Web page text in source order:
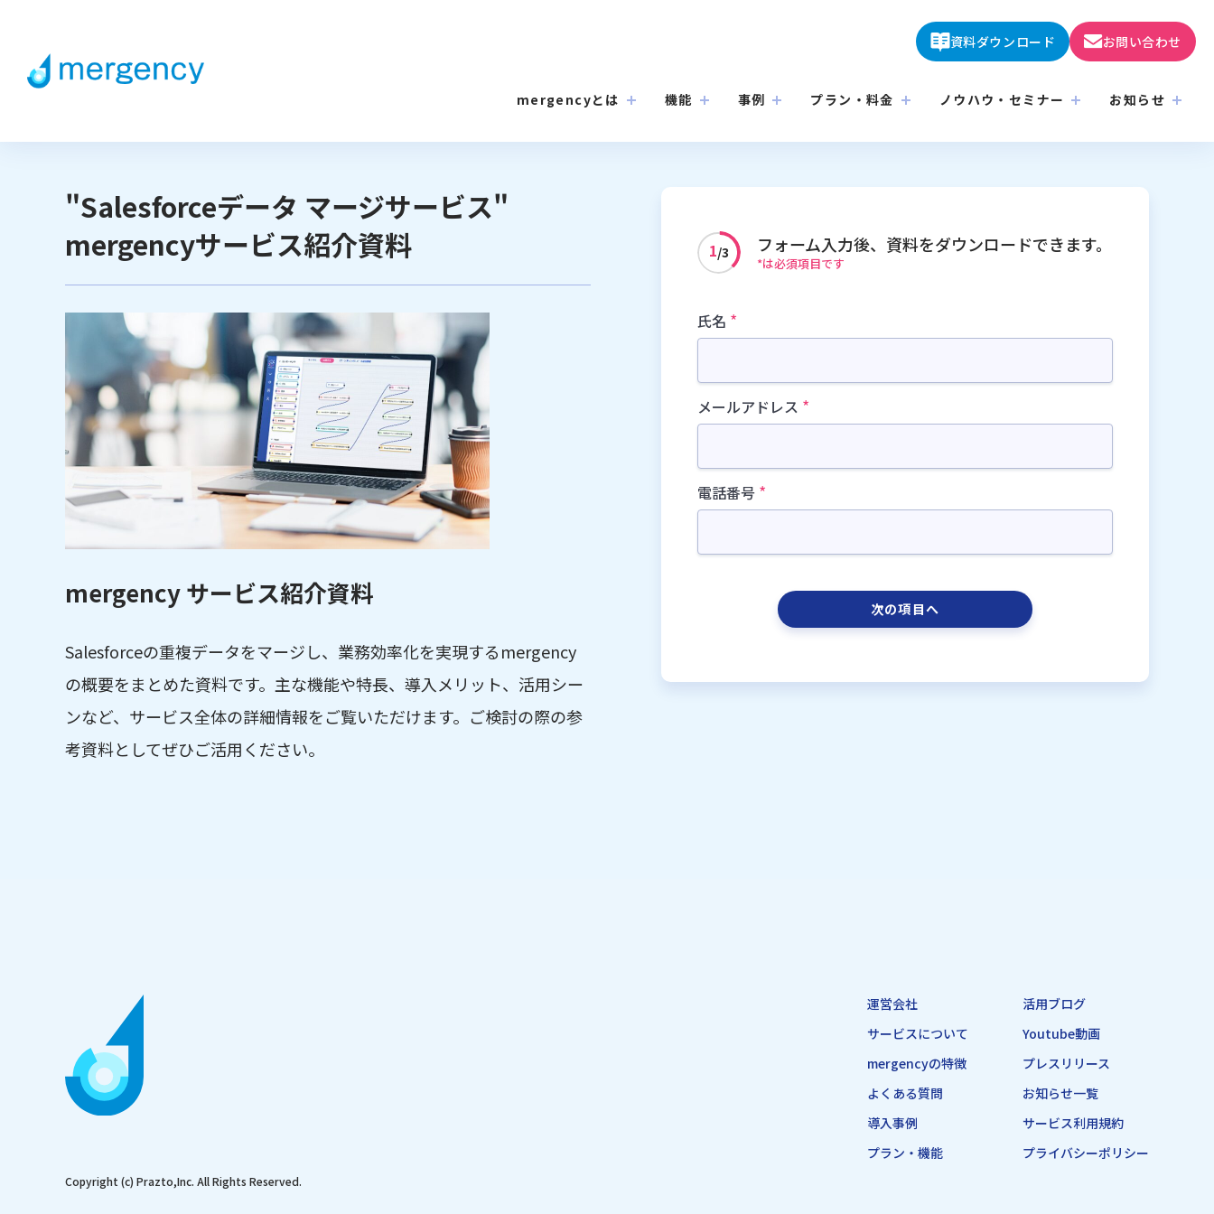
mergencyとは 機能 事例 プラン・料金 ノウハウ・セミナー お知らせ
資料ダウンロード お問い合わせ
"Salesforceデータ マージサービス"
mergencyサービス紹介資料
mergency サービス紹介資料
Salesforceの重複データをマージし、業務効率化を実現するmergency
の概要をまとめた資料です。主な機能や特長、導入メリット、活用シー
ンなど、サービス全体の詳細情報をご覧いただけます。ご検討の際の参
考資料としてぜひご活用ください。
1/3 フォーム入力後、 資料をダウンロードできます。
*は必須項目です
氏名 *
メールアドレス *
電話番号 *
Copyright (c) Prazto,Inc. All Rights Reserved.
運営会社
サービスについて
mergencyの特徴
よくある質問
導入事例
プラン・機能
活用ブログ
Youtube動画
プレスリリース
お知らせ一覧
サービス利用規約
プライバシーポリシー